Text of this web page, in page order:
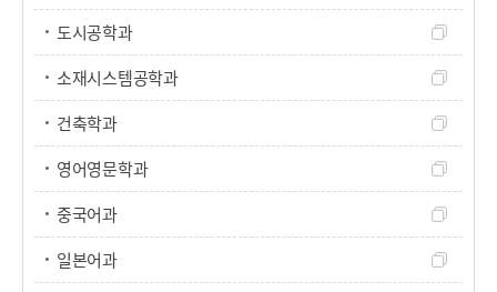
도시공학과
소재시스템공학과
건축학과
영어영문학과
중국어과
일본어과